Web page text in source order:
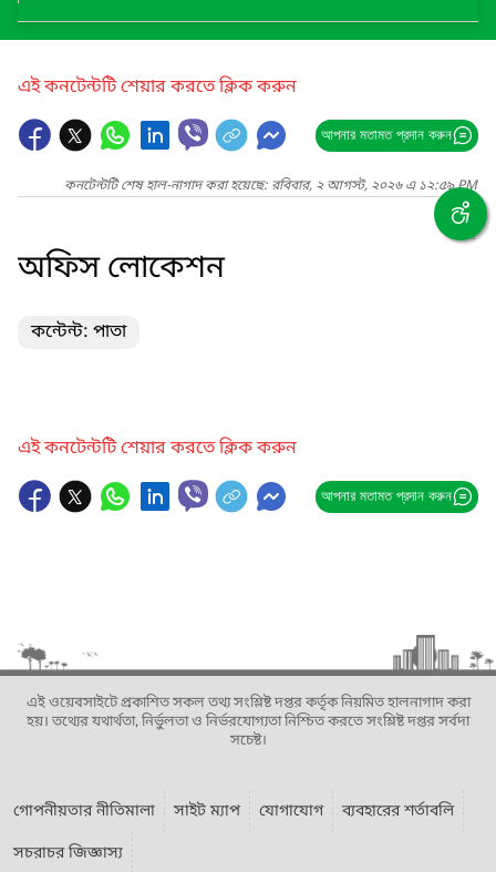
এই কনটেন্টটি শেয়ার করতে ক্লিক করুন
আপনার মতামত প্রদান করুন
কনটেন্টটি শেষ হাল-নাগাদ করা হয়েছে: রবিবার, ২ আগস্ট, ২০২৬ এ ১২:৫৯ PM
অফিস লোকেশন
কন্টেন্ট: পাতা
এই কনটেন্টটি শেয়ার করতে ক্লিক করুন
আপনার মতামত প্রদান করুন
এই ওয়েবসাইটে প্রকাশিত সকল তথ্য সংশ্লিষ্ট দপ্তর কর্তৃক নিয়মিত হালনাগাদ করা
হয়। তথ্যের যথার্থতা, নির্ভুলতা ও নির্ভরযোগ্যতা নিশ্চিত করতে সংশ্লিষ্ট দপ্তর সর্বদা
সচেষ্ট।
গোপনীয়তার নীতিমালা সাইট ম্যাপ যোগাযোগ
ব্যবহারের শর্তাবলি
সচরাচর জিজ্ঞাস্য